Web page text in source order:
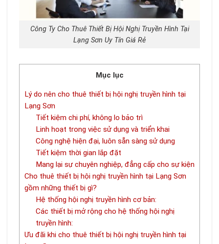
Công Ty Cho Thuê Thiết Bị Hội Nghị Truyền Hình Tại
Lạng Sơn Uy Tín Giá Rẻ
Mục lục
Lý do nên cho thuê thiết bị hội nghị truyền hình tại
Lạng Sơn
Tiết kiệm chi phí, không lo bảo trì
Linh hoạt trong việc sử dụng và triển khai
Công nghệ hiện đại, luôn sẵn sàng sử dụng
Tiết kiệm thời gian lắp đặt
Mang lại sự chuyên nghiệp, đẳng cấp cho sự kiện
Cho thuê thiết bị hội nghị truyền hình tại Lạng Sơn
gồm những thiết bị gì?
Hệ thống hội nghị truyền hình cơ bản:
Các thiết bị mở rộng cho hệ thống hội nghị
truyền hình:
Ưu đãi khi cho thuê thiết bị hội nghị truyền hình tại